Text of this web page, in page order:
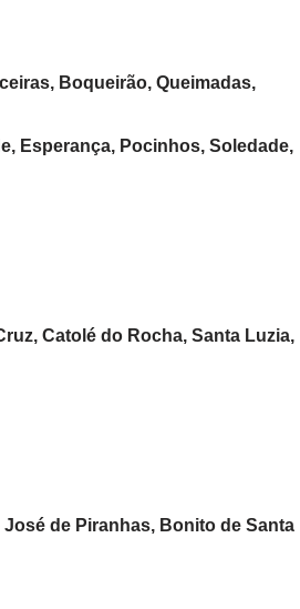
Boqueirão, Queimadas,
Esperança, Pocinhos, Soledade,
Catolé do Rocha, Santa Luzia,
de Piranhas, Bonito de Santa